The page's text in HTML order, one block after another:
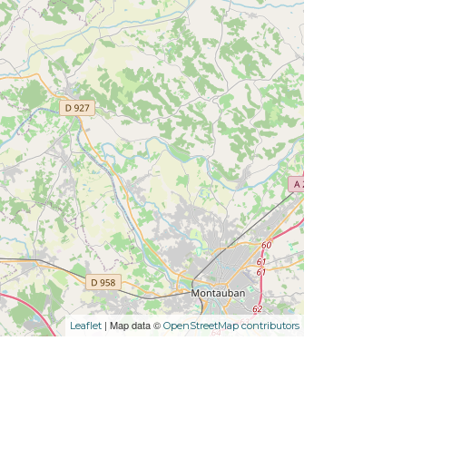
Leaflet | Map data © OpenStreetMap contributors